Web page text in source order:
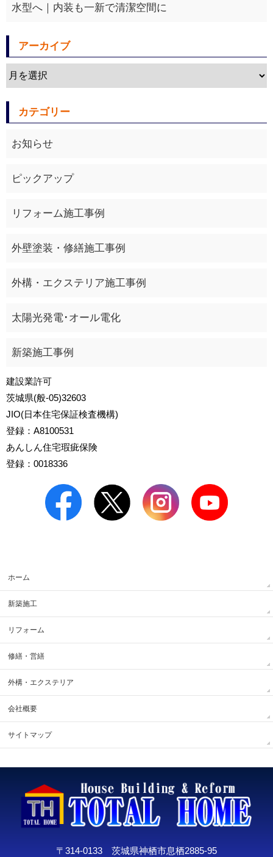
水型へ｜内装も一新で清潔空間に
アーカイブ
カテゴリー
お知らせ
ピックアップ
リフォーム施工事例
外壁塗装・修繕施工事例
外構・エクステリア施工事例
太陽光発電･オール電化
新築施工事例
建設業許可
茨城県(般-05)32603
JIO(日本住宅保証検査機構)
登録：A8100531
あんしん住宅瑕疵保険
登録：0018336
ホーム
新築施工
リフォーム
修繕・営繕
外構・エクステリア
会社概要
サイトマップ
〒314-0133 茨城県神栖市息栖2885-95